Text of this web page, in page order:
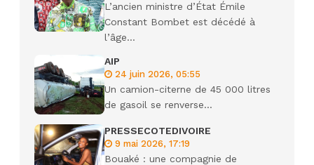
L’ancien ministre d’État Émile
Constant Bombet est décédé à
l’âge...
AIP
24 juin 2026, 05:55
Un camion-citerne de 45 000 litres
de gasoil se renverse...
PRESSECOTEDIVOIRE
9 mai 2026, 17:19
Bouaké : une compagnie de